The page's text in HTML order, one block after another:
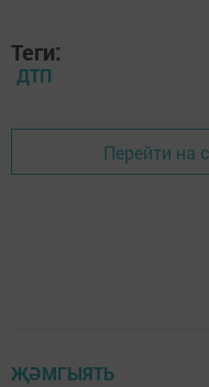
Теги:
ДТП
Перейти на
ҖӘМГЫЯТЬ